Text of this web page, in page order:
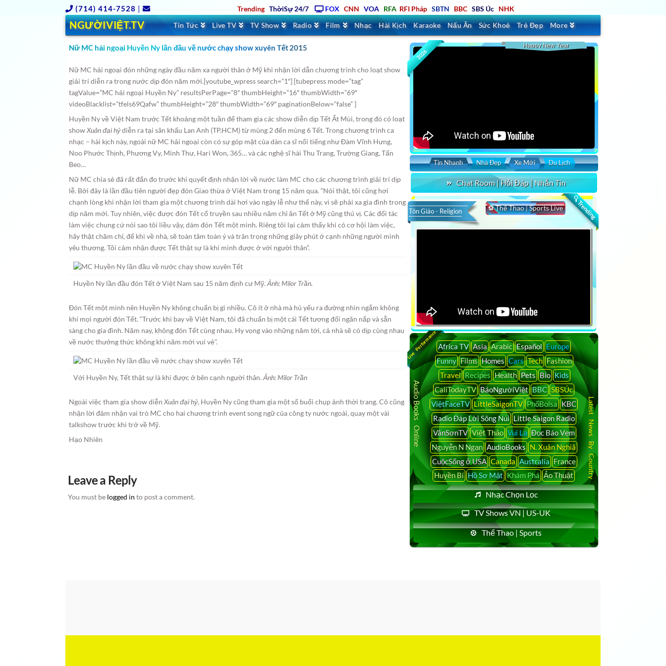
(714) 414-7528 | Trending ThờiSự 24/7 FOX CNN VOA RFA RFI Pháp SBTN BBC SBS Úc NHK
NGƯỜIVIỆT.TV Tin Tức Live TV TV Show Radio Film Nhạc Hài Kịch Karaoke Nấu Ăn Sức Khoẻ Trẻ Đẹp More
Nữ MC hải ngoại Huyền Ny lần đầu về nước chạy show xuyên Tết 2015
Nữ MC hải ngoại đón những ngày đầu năm xa người thân ở Mỹ khi nhận lời dẫn chương trình cho loạt show
giải trí diễn ra trong nước dịp đón năm mới.[youtube_wpress search=”1″] [tubepress mode=”tag”
tagValue=”MC hải ngoại Huyền Ny” resultsPerPage=”8″ thumbHeight=”16″ thumbWidth=”69″
videoBlacklist=”tfels69Qafw” thumbHeight=”28″ thumbWidth=”69″ paginationBelow=”false” ]
Huyền Ny về Việt Nam trước Tết khoảng một tuần để tham gia các show diễn dịp Tết Ất Mùi, trong đó có loạt
showXuân đại hỷdiễn ra tại sân khấu Lan Anh (TP.HCM) từ mùng 2 đến mùng 6 Tết. Trong chương trình ca
nhạc – hài kịch này, ngoài nữ MC hải ngoại còn có sự góp mặt của dàn ca sĩ nổi tiếng như Đàm Vĩnh Hưng,
Noo Phước Thịnh, Phương Vy, Minh Thư, Hari Won, 365… và các nghệ sĩ hài Thu Trang, Trường Giang, Tấn
Beo…
Nữ MC chia sẻ đã rất đắn đo trước khi quyết định nhận lời về nước làm MC cho các chương trình giải trí dịp
lễ. Bởi đây là lần đầu tiên người đẹp đón Giao thừa ở Việt Nam trong 15 năm qua. “Nói thật, tôi cũng hơi
chạnh lòng khi nhận lời tham gia một chương trình dài hơi vào ngày lễ như thế này, vì sẽ phải xa gia đình trong
dịp năm mới. Tuy nhiên, việc được đón Tết cổ truyền sau nhiều năm chỉ ăn Tết ở Mỹ cũng thú vị. Các đối tác
làm việc chung cứ nói sao tôi liều vậy, dám đón Tết một mình. Riêng tôi lại cảm thấy khi có cơ hội làm việc,
hãy thật chăm chỉ, để khi về nhà, sẽ toàn tâm toàn ý và trân trọng những giây phút ở cạnh những người mình
yêu thương. Tôi cảm nhận được Tết thật sự là khi mình được ở với người thân”.
Huyền Ny lần đầu đón Tết ở Việt Nam sau 15 năm định cư Mỹ.Ảnh: Milor Trần.
Đón Tết một mình nên Huyền Ny không chuẩn bị gì nhiều. Cô ít ở nhà mà hủ yếu ra đường nhìn ngắm không
khí mọi người đón Tết. “Trước khi bay về Việt Nam, tôi đã chuẩn bị một cái Tết tương đối ngăn nắp và sẵn
sàng cho gia đình. Năm nay, không đón Tết cùng nhau. Hy vọng vào những năm tới, cả nhà sẽ có dịp cùng nhau
về nước thưởng thức không khí năm mới vui vẻ”.
Với Huyền Ny, Tết thật sự là khi được ở bên cạnh người thân.Ảnh: Milor Trần
Ngoài việc tham gia show diễnXuân đại hỷ, Huyền Ny cũng tham gia một số buổi chụp ảnh thời trang. Cô cũng
nhận lời đảm nhận vai trò MC cho hai chương trình event song ngữ của công ty nước ngoài, quay một vài
talkshow trước khi trở về Mỹ.
Hạo Nhiên
Leave a Reply
You must be logged in to post a comment.
2026
Happy New Year
Tin Nhanh Nhà Đẹp Xe Mới Du Lịch
Chat Room | Hỏi Đáp | Nhắn Tin
🔍 Trending
⚽ Thể Thao | Sports Live
Tôn Giáo - Religion
Live PerformanceAfrica TV Asia Arabic Español Europe
Funny Films Homes Cars Tech Fashion
Travel Recipes Health Pets Bio Kids
CaliTodayTV BáoNgườiViệt BBC SBSÚc
ViệtFaceTV LittleSaigonTV PhốBolsa KBC
Radio Đáp Lời Sông Núi Little Saigon Radio
VânSơnTV Việt Thảo Vui Lạ Đọc Báo Vẹm
Nguyễn N Ngạn AudioBooks N. Xuân Nghiã
CuộcSống ở USA Canada Australia France
Huyền Bí Hồ Sơ Mật Khám Phá Ảo Thuật
Nhạc Chọn Lọc
TV Shows VN | US-UK
Thể Thao | Sports
Audio Books Online Latest News By Country